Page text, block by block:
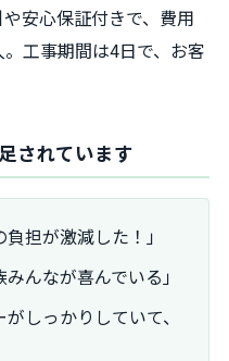
安心保証付きで、費用
工事期間は4日で、お客
されています
担が激減した！」
んなが喜んでいる」
しっかりしていて、